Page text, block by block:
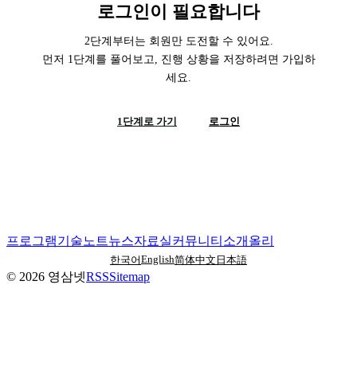
로그인이 필요합니다
2단계부터는 회원만 도전할 수 있어요.
먼저 1단계를 풀어보고, 진행 상황을 저장하려면 가입하
세요.
1단계로 가기 로그인
프로그램기술노트뉴스자료실커뮤니티 소개 올리
한국어English简体中文 日本語
© 2026 영삼넷RSSSitemap